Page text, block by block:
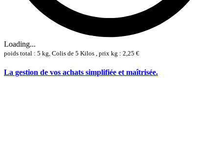
Loading...
poids total : 5 kg, Colis de 5 Kilos , prix kg : 2,25 €
La gestion de vos achats simplifiée et maîtrisée.